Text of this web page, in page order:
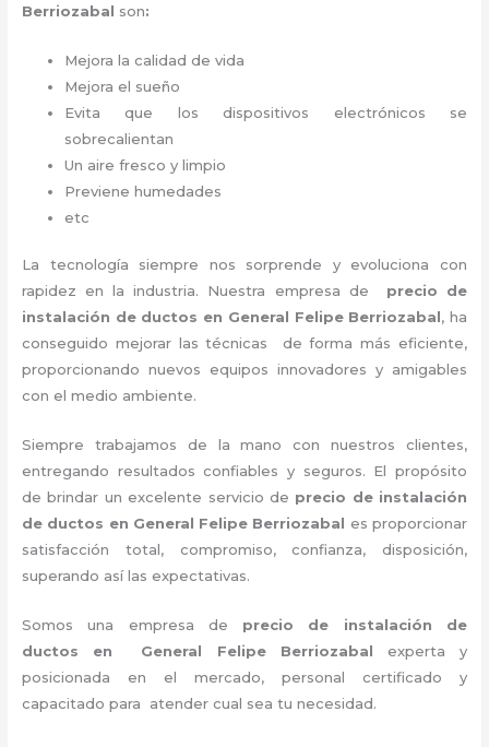
Berriozabal son:
Mejora la calidad de vida
Mejora el sueño
Evita que los dispositivos electrónicos se
sobrecalientan
Un aire fresco y limpio
Previene humedades
etc
La tecnología siempre nos sorprende y evoluciona con
rapidez en la industria. Nuestra empresa de precio de
instalación de ductos en General Felipe Berriozabal, ha
conseguido mejorar las técnicas de forma más eficiente,
proporcionando nuevos equipos innovadores y amigables
con el medio ambiente.
Siempre trabajamos de la mano con nuestros clientes,
entregando resultados confiables y seguros. El propósito
de brindar un excelente servicio de precio de instalación
de ductos en General Felipe Berriozabal es proporcionar
satisfacción total, compromiso, confianza, disposición,
superando así las expectativas.
Somos una empresa de precio de instalación de
ductos en General Felipe Berriozabal experta y
posicionada en el mercado, personal certificado y
capacitado para atender cual sea tu necesidad.